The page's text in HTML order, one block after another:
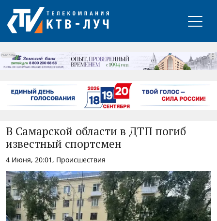
РЕКЛАМА
В Самарской области в ДТП погиб
известный спортсмен
4 Июня, 20:01, Происшествия